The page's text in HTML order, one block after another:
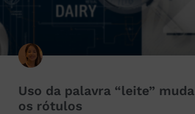
Uso da palavra “leite” muda
os rótulos